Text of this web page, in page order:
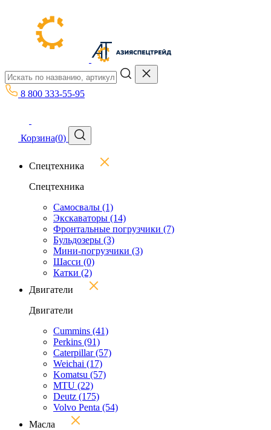
8 800 333-55-95
Корзина(0)
Спецтехника
Спецтехника
Самосвалы (1)
Экскаваторы (14)
Фронтальные погрузчики (7)
Бульдозеры (3)
Мини-погрузчики (3)
Шасси (0)
Катки (2)
Двигатели
Двигатели
Cummins (41)
Perkins (91)
Caterpillar(57)
Weichai (17)
Komatsu (57)
MTU (22)
Deutz (175)
Volvo Penta (54)
Масла